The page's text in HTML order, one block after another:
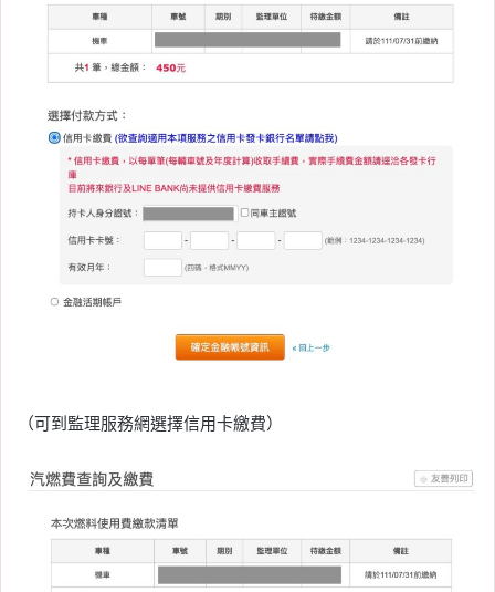
（可到監理服務網選擇信用卡繳費）